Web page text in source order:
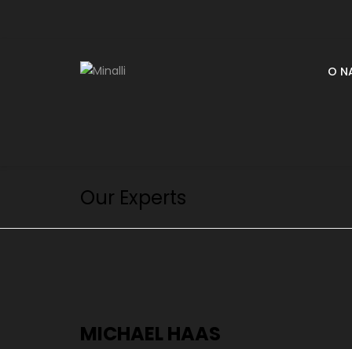
O
Our Experts
MICHAEL HAAS